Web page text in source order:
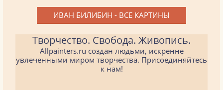
ИВАН БИЛИБИН - ВСЕ КАРТИНЫ
Творчество. Свобода. Живопись.
Allpainters.ru создан людьми, искренне
увлеченными миром творчества. Присоединяйтесь
к нам!